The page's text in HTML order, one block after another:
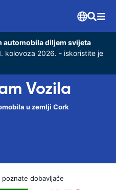
automobila diljem svijeta
kolovoza 2026. - iskoristite je
Vozila
u zemlji Cork
dobavljače